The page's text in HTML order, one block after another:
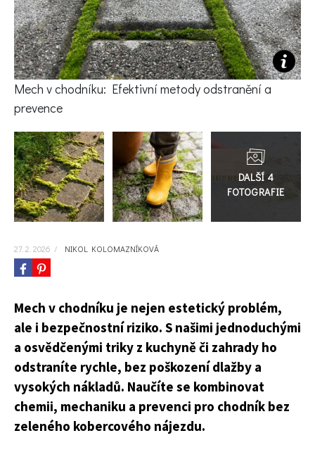
KVÍZY A TESTY
Mech v chodníku: Efektivní metody odstranění a
prevence
do
galerie
27. 2. 2026 / NIKOL KOLOMAZNÍKOVÁ
Mech v chodníku je nejen estetický problém,
ale i bezpečnostní riziko. S našimi jednoduchými
a osvědčenými triky z kuchyně či zahrady ho
odstraníte rychle, bez poškození dlažby a
vysokých nákladů. Naučíte se kombinovat
chemii, mechaniku a prevenci pro chodník bez
zeleného kobercového nájezdu.